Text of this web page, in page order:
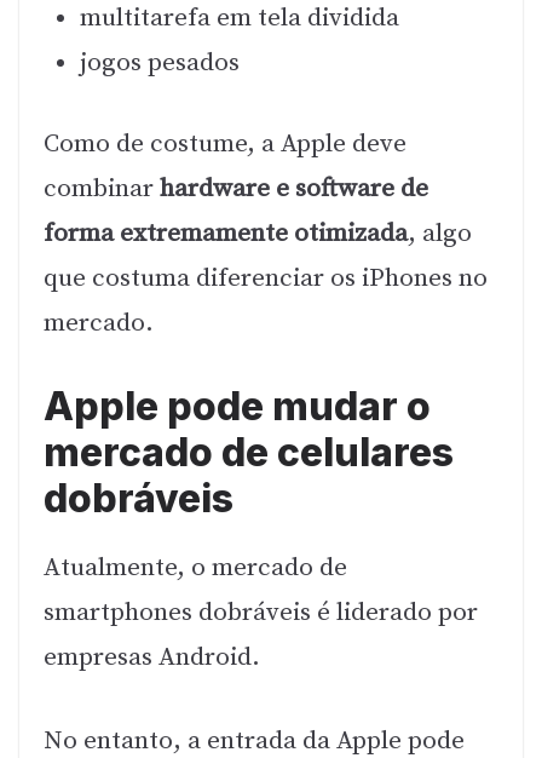
multitarefa em tela dividida
jogos pesados
Como de costume, a Apple deve
combinarhardware e software de
forma extremamente otimizada, algo
que costuma diferenciar os iPhones no
mercado.
Apple pode mudar o
mercado de celulares
dobráveis
Atualmente, o mercado de
smartphones dobráveis é liderado por
empresas Android.
No entanto, a entrada da Apple pode